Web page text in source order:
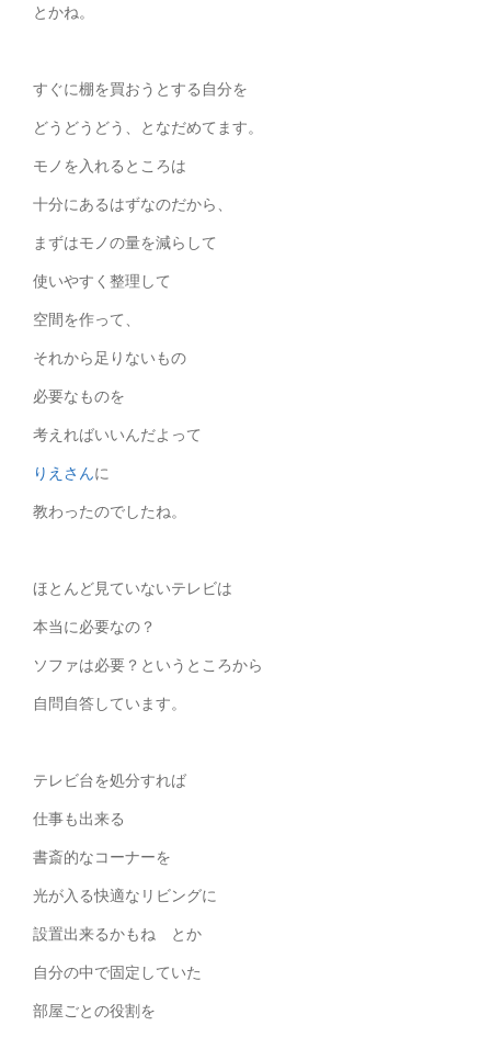
とかね。
すぐに棚を買おうとする自分を
どうどうどう、となだめてます。
モノを入れるところは
十分にあるはずなのだから、
まずはモノの量を減らして
使いやすく整理して
空間を作って、
それから足りないもの
必要なものを
考えればいいんだよって
りえさんに
教わったのでしたね。
ほとんど見ていないテレビは
本当に必要なの？
ソファは必要？というところから
自問自答しています。
テレビ台を処分すれば
仕事も出来る
書斎的なコーナーを
光が入る快適なリビングに
設置出来るかもね とか
自分の中で固定していた
部屋ごとの役割を